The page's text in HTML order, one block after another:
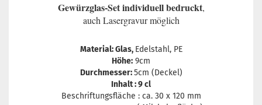
Gewürzglas-Set individuell bedruckt,
auch Lasergravur möglich
Material: Glas, Edelstahl, PE
Höhe: 9cm
Durchmesser:5cm (Deckel)
Inhalt : 9 cl
Beschriftungsfläche : ca. 30 x 120 mm